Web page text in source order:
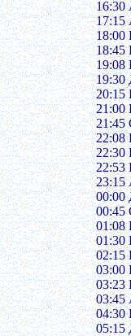
16:30
17:15
18:00
18:45
19:08
19:30
20:15
21:00
21:45
22:08
22:30
22:53
23:15
00:00
00:45
01:08
01:30
02:15
03:00
03:23
03:45
04:30
05:15